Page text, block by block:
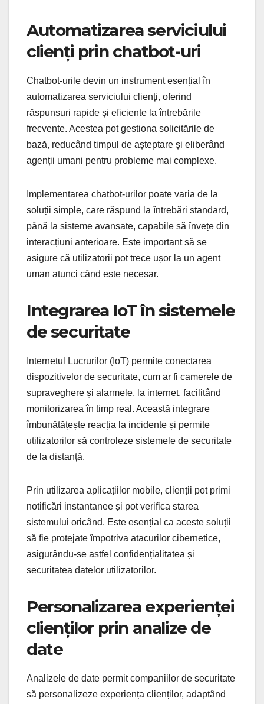
Automatizarea serviciului
clienți prin chatbot-uri
Chatbot-urile devin un instrument esențial în
automatizarea serviciului clienți, oferind
răspunsuri rapide și eficiente la întrebările
frecvente. Acestea pot gestiona solicitările de
bază, reducând timpul de așteptare și eliberând
agenții umani pentru probleme mai complexe.
Implementarea chatbot-urilor poate varia de la
soluții simple, care răspund la întrebări standard,
până la sisteme avansate, capabile să învețe din
interacțiuni anterioare. Este important să se
asigure că utilizatorii pot trece ușor la un agent
uman atunci când este necesar.
Integrarea IoT în sistemele
de securitate
Internetul Lucrurilor (IoT) permite conectarea
dispozitivelor de securitate, cum ar fi camerele de
supraveghere și alarmele, la internet, facilitând
monitorizarea în timp real. Această integrare
îmbunătățește reacția la incidente și permite
utilizatorilor să controleze sistemele de securitate
de la distanță.
Prin utilizarea aplicațiilor mobile, clienții pot primi
notificări instantanee și pot verifica starea
sistemului oricând. Este esențial ca aceste soluții
să fie protejate împotriva atacurilor cibernetice,
asigurându-se astfel confidențialitatea și
securitatea datelor utilizatorilor.
Personalizarea experienței
clienților prin analize de
date
Analizele de date permit companiilor de securitate
să personalizeze experiența clienților, adaptând